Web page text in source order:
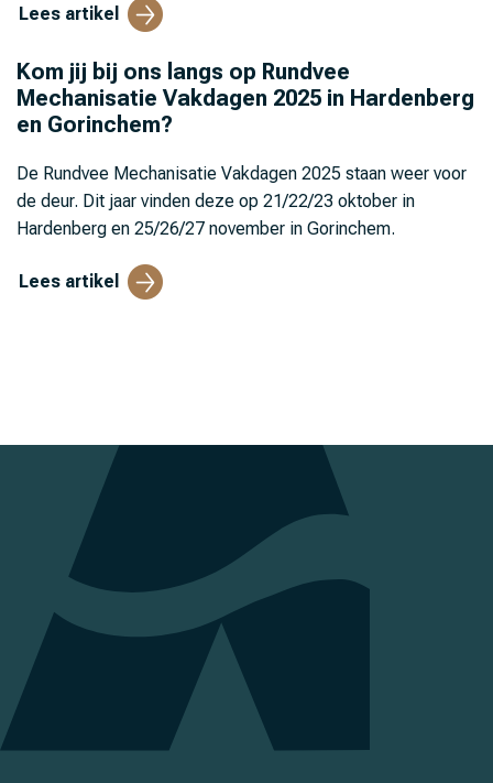
Lees artikel
Kom jij bij ons langs op Rundvee
Mechanisatie Vakdagen 2025 in Hardenberg
en Gorinchem?
De Rundvee Mechanisatie Vakdagen 2025 staan weer voor
de deur. Dit jaar vinden deze op 21/22/23 oktober in
Hardenberg en 25/26/27 november in Gorinchem.
Lees artikel